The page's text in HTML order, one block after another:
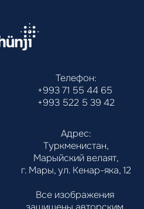
Телефон:
+993 71 55 44 65
+993 522 5 39 42
Адрес:
Туркменистан,
Марыйский велаят,
г. Мары, ул. Кенар-яка, 12
Все изображения